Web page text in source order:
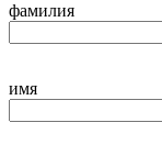
фамилия
имя